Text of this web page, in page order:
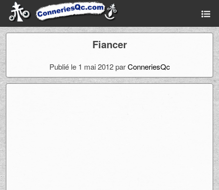
Fiancer
Publié le 1 mai 2012 parConneriesQc